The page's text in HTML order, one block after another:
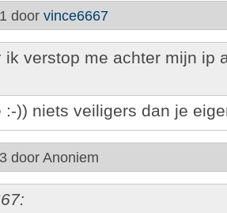
door vince6667
ik verstop me achter mijn ip
:-)) niets veiligers dan je
door Anoniem